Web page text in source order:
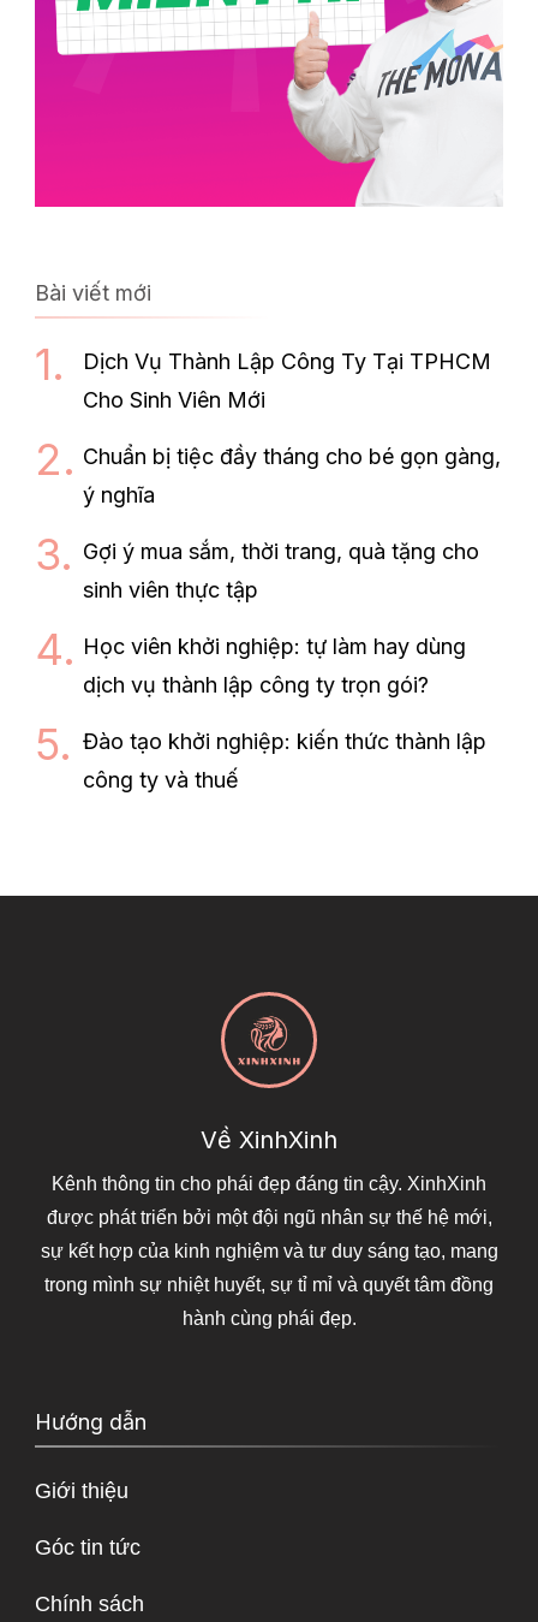
Bài viết mới
Dịch Vụ Thành Lập Công Ty Tại TPHCM
Cho Sinh Viên Mới
Chuẩn bị tiệc đầy tháng cho bé gọn gàng,
ý nghĩa
Gợi ý mua sắm, thời trang, quà tặng cho
sinh viên thực tập
Học viên khởi nghiệp: tự làm hay dùng
dịch vụ thành lập công ty trọn gói?
Đào tạo khởi nghiệp: kiến thức thành lập
công ty và thuế
Về XinhXinh
Kênh thông tin cho phái đẹp đáng tin cậy. XinhXinh
được phát triển bởi một đội ngũ nhân sự thế hệ mới,
sự kết hợp của kinh nghiệm và tư duy sáng tạo, mang
trong mình sự nhiệt huyết, sự tỉ mỉ và quyết tâm đồng
hành cùng phái đẹp.
Hướng dẫn
Giới thiệu
Góc tin tức
Chính sách